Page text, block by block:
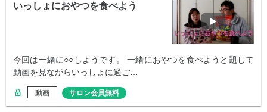
いっしょにおやつを食べよう
今回は一緒に○○しようです。 一緒におやつを食べようと題して
動画を見ながらいっしょに過ご…
動画 サロン会員無料